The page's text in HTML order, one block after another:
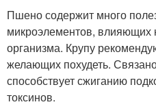
Пшено содержит много
микроэлементов, влияющих
организма. Крупу
желающих похудеть.
способствует сжиганию
токсинов.